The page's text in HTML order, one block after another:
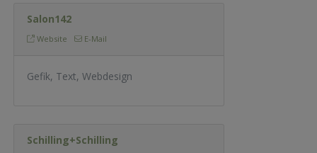
Salon142
Website E-Mail
Gefik, Text, Webdesign
Schilling+Schilling